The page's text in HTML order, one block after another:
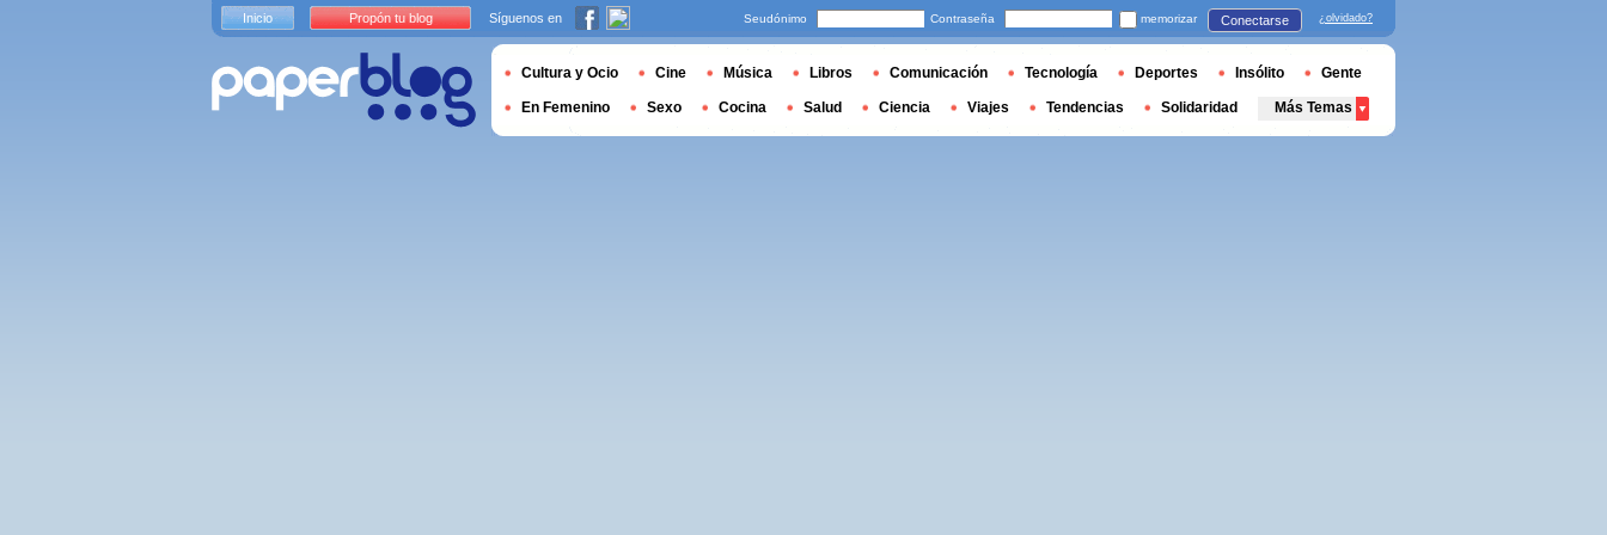
Inicio Propón tu blog Síguenos en Seudónimo Contraseña memorizar Conectarse ¿olvidado?
Cultura y Ocio Cine Música Libros Comunicación Tecnología Deportes Insólito Gente
En Femenino Sexo Cocina Salud Ciencia Viajes Tendencias Solidaridad Más Temas